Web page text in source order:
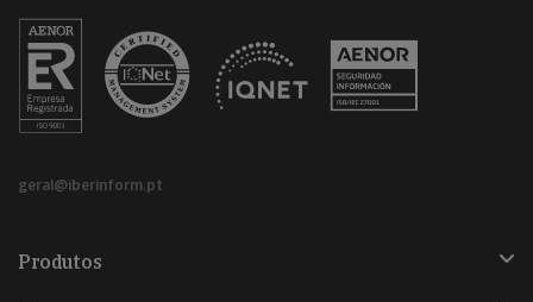
geral@iberinform.pt
Produtos